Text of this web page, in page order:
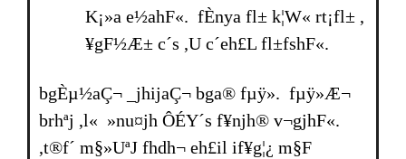
K¡»a e½ahF«. fÈnya fl± k¦W« rt¡fl± ,
¥gF½Æ± c´s ,U c´eh£L fl±fshF«.
bgÈµ½aÇ¬ _jhijaÇ¬ bga® fµÿ». fµÿ»Æ¬
brhªj ,l« »nu¤jh ÔÉY´s f¥njh® v¬gjhF«.
,t®f´ m§»UªJ fhdh¬ eh£il if¥g¦¿ m§F